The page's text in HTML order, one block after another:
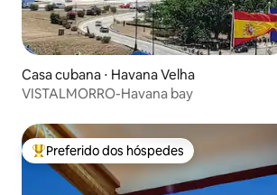
Casa cubana ⋅ Havana Velha
VISTALMORRO-Havana bay
Entre os melhores preferidos dos hóspedes
Preferido dos hóspedes